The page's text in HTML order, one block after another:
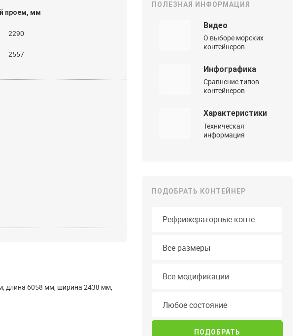
проем, мм
2290
2557
длина 6058 мм, ширина 2438 мм,
ПОЛЕЗНАЯ ИНФОРМАЦИЯ
Видео
О выборе морских
контейнеров
Инфографика
Сравнение типов
контейнеров
Характеристики
Техническая
информация
ПОДОБРАТЬ КОНТЕЙНЕР
Все размеры
Все модификации
Любое состояние